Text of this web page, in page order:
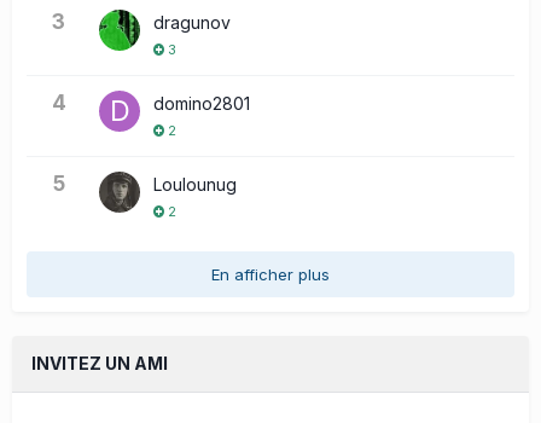
3 dragunov
3
4 domino2801
2
5 Loulounug
2
En afficher plus
INVITEZ UN AMI